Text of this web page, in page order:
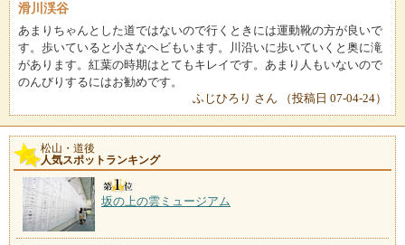
滑川渓谷
あまりちゃんとした道ではないので行くときには運動靴の方が良いで
す。歩いていると小さなヘビもいます。川沿いに歩いていくと奥に滝
があります。紅葉の時期はとてもキレイです。あまり人もいないので
のんびりするにはお勧めです。
ふじひろり さん （投稿日 07-04-24）
松山・道後
人気スポットランキング
坂の上の雲ミュージアム